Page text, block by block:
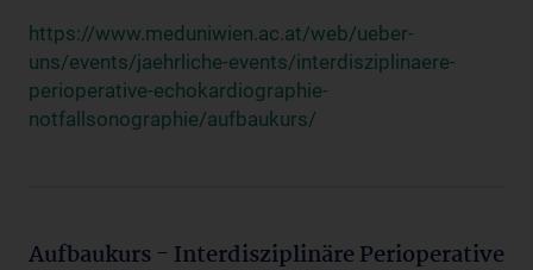
https://www.meduniwien.ac.at/web/ueber-
uns/events/jaehrliche-events/interdisziplinaere-
perioperative-echokardiographie-
notfallsonographie/aufbaukurs/
Aufbaukurs - Interdisziplinäre Perioperative